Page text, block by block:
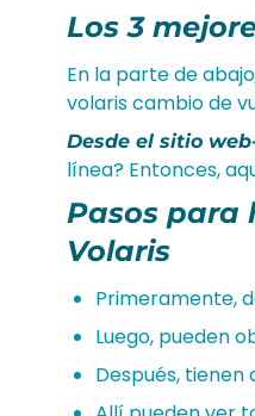
Los 3
En la parte de
volaris cambio de
Desde el sitio
línea? Entonces,
Pasos para
Volaris
Primeramente,
Luego, pueden
Después, tienen